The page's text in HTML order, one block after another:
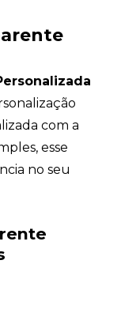
com a
esse
no seu